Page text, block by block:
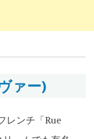
ァー)
レンチ「Rue